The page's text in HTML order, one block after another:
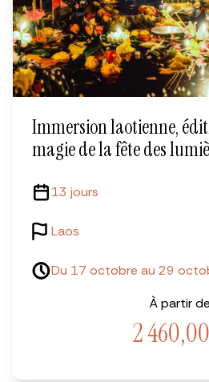
Immersion laotienne,
magie de la fête des
13 jours
Laos
Du 17 octobre au 29
À partir de
2 460,00